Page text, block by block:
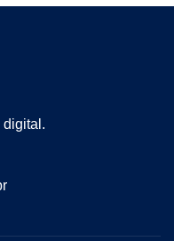
digital.